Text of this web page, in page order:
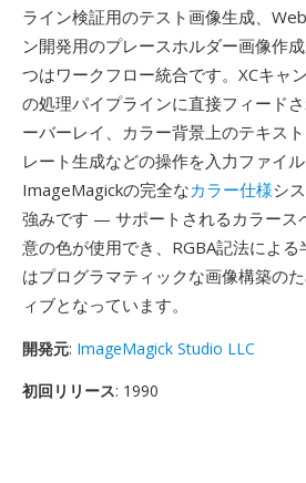
ライン検証用のテスト画像生成、
ン開発用のプレースホルダー画像作
つはワークフロー統合です。XCキャ
の処理パイプラインに直接フィード
ーバーレイ、カラー背景上のテキス
レート生成などの操作を入力ファイ
ImageMagickの完全なカラー仕様シ
強みです — サポートされるカラース
意の色が使用でき、RGBA記法によ
はプログラマティックな画像構築の
ィブとなっています。
開発元: ImageMagick Studio LLC
初回リリース: 1990